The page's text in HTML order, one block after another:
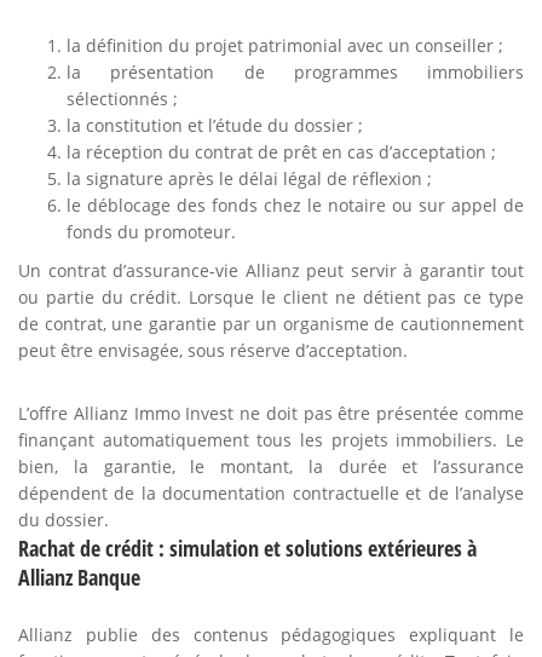
la définition du projet patrimonial avec un conseiller ;
la présentation de programmes immobiliers
sélectionnés ;
la constitution et l’étude du dossier ;
la réception du contrat de prêt en cas d’acceptation ;
la signature après le délai légal de réflexion ;
le déblocage des fonds chez le notaire ou sur appel de
fonds du promoteur.
Un contrat d’assurance-vie Allianz peut servir à garantir tout
ou partie du crédit. Lorsque le client ne détient pas ce type
de contrat, une garantie par un organisme de cautionnement
peut être envisagée, sous réserve d’acceptation.
L’offre Allianz Immo Invest ne doit pas être présentée comme
finançant automatiquement tous les projets immobiliers. Le
bien, la garantie, le montant, la durée et l’assurance
dépendent de la documentation contractuelle et de l’analyse
du dossier.
Rachat de crédit : simulation et solutions extérieures à
Allianz Banque
Allianz publie des contenus pédagogiques expliquant le